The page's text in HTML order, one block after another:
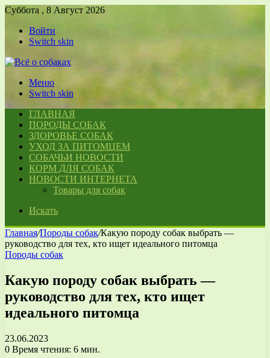
Суббота , 8 Август 2026
Войти
Switch skin
Меню
Switch skin
ГЛАВНАЯ
ПОРОДЫ СОБАК
ЗДОРОВЬЕ СОБАК
УХОД ЗА ПИТОМЦЕМ
СОБАЧЬИ НОВОСТИ
КОРМ ДЛЯ СОБАК
НОВОСТИ ИНТЕРНЕТА
Товары для собак
Искать
Главная/Породы собак/Какую породу собак выбрать —
руководство для тех, кто ищет идеального питомца
Породы собак
Какую породу собак выбрать —
руководство для тех, кто ищет
идеального питомца
23.06.2023
0 Время чтения: 6 мин.